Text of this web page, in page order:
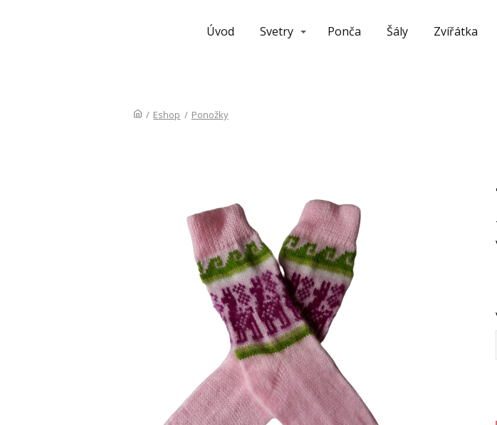
Úvod Svetry Ponča Šály Zvířátka
/ Eshop / Ponožky